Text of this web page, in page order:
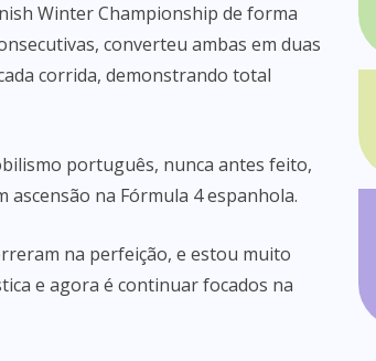
Winter Championship de forma
converteu ambas em duas
corrida, demonstrando total
português, nunca antes feito,
na Fórmula 4 espanhola.
na perfeição, e estou muito
e agora é continuar focados na